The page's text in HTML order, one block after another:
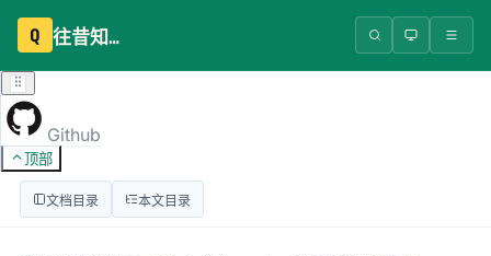
Q 往昔知识库
Github
顶部
文档目录 本文目录